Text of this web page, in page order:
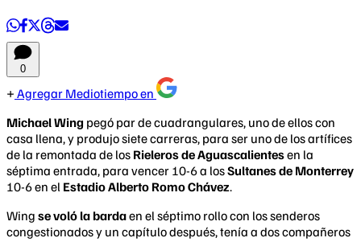
0
Agregar Mediotiempo en
Michael Wing pegó par de cuadrangulares, uno de ellos con
casa llena, y produjo siete carreras, para ser uno de los artífices
de la remontada de los Rieleros de Aguascalientesen la
séptima entrada, para vencer 10-6 a losSultanes de Monterrey
10-6 en el Estadio Alberto Romo Chávez.
Wing se voló la bardaen el séptimo rollo con los senderos
congestionados y un capítulo después, tenía a dos compañeros